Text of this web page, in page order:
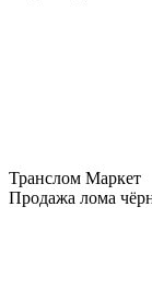
Транслом Маркет
Продажа лома